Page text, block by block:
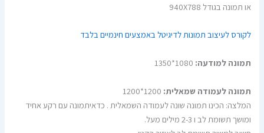
או תמונה בגודל 940X788
לקורס לעיצוב תמונות לדיגיטל באמצעים חינמיים בלבד
תמונה למודעה:
תמונה לעמודה שמאלית: 1200*1200
המלצה: הכינו תמונה שונה לעמודה השמאלית . כדאיתמונה עם רקע אחיד
ומושך תשומת לב ו 2-3 מילים מעל.